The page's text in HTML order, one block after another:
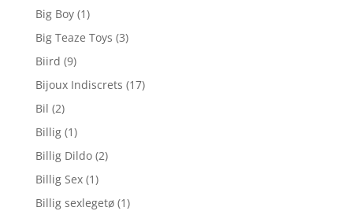
Big Boy (1)
Big Teaze Toys (3)
Biird (9)
Bijoux Indiscrets (17)
Bil (2)
Billig (1)
Billig Dildo (2)
Billig Sex (1)
Billig sexlegetø (1)